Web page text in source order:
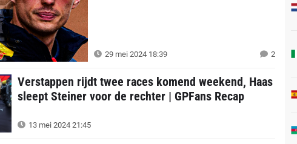
29 mei 2024 18:39 2
Verstappen rijdt twee races komend weekend, Haas
sleept Steiner voor de rechter | GPFans Recap
13 mei 2024 21:45